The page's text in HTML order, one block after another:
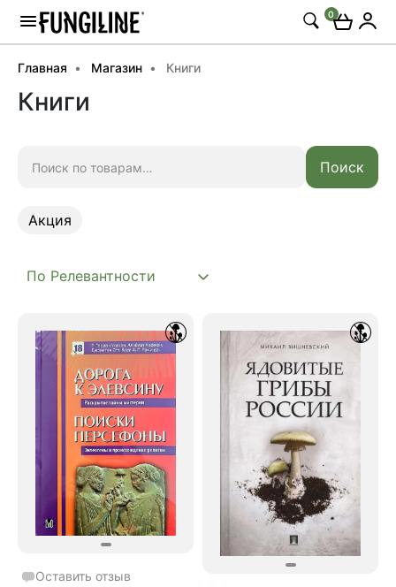
0
Главная Магазин Книги
Книги
Поиск
Акция
Оставить отзыв